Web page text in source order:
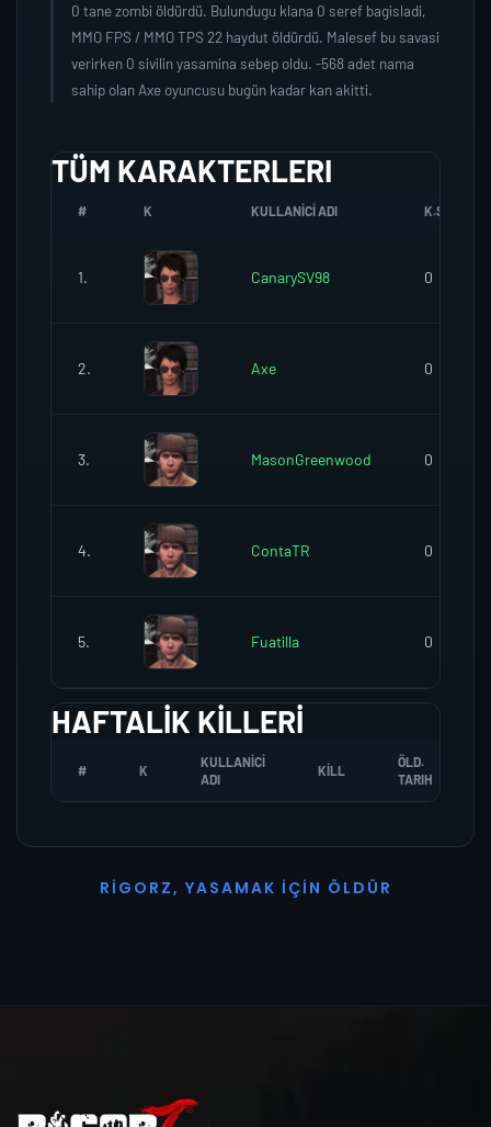
0 tane zombi öldürdü. Bulundugu klana 0 seref bagisladi,
MMO FPS / MMO TPS 22 haydut öldürdü. Malesef bu savasi
verirken 0 sivilin yasamina sebep oldu. -568 adet nama
sahip olan Axe oyuncusu bugün kadar kan akitti.
TÜM KARAKTERLERI
# K KULLANICI ADI K.SEREFI
1. CanarySV98 0
2. Axe 0
3. MasonGreenwood 0
4. ContaTR 0
5. Fuatilla 0
HAFTALIK KILLERI
# K
KULLANICI
ADI
KILL
ÖLD.
TARIH
R I G O R Z, YASAMAK İ ÇI N Ö L D Ü R